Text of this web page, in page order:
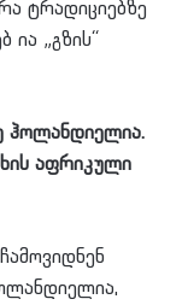
ტრადიციებზე
ია „გზის“
ჰოლანდიელია.
აფრიკული